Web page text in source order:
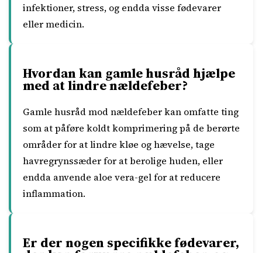
infektioner, stress, og endda visse fødevarer
eller medicin.
Hvordan kan gamle husråd hjælpe
med at lindre nældefeber?
Gamle husråd mod nældefeber kan omfatte ting
som at påføre koldt komprimering på de berørte
områder for at lindre kløe og hævelse, tage
havregrynssæder for at berolige huden, eller
endda anvende aloe vera-gel for at reducere
inflammation.
Er der nogen specifikke fødevarer,